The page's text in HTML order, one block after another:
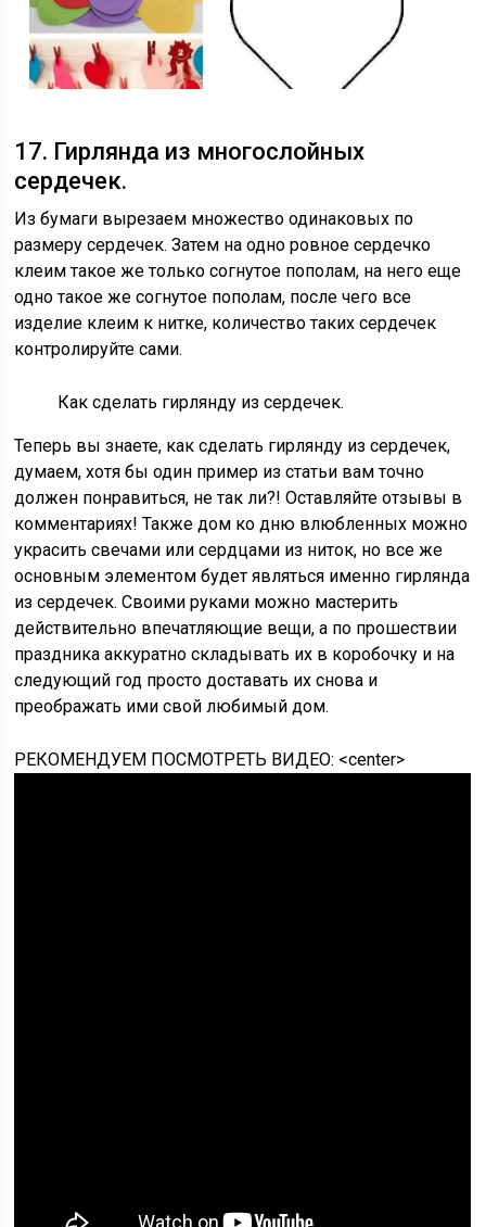
17. Гирлянда из многослойных
сердечек.
Из бумаги вырезаем множество одинаковых по
размеру сердечек. Затем на одно ровное сердечко
клеим такое же только согнутое пополам, на него еще
одно такое же согнутое пополам, после чего все
изделие клеим к нитке, количество таких сердечек
контролируйте сами.
Как сделать гирлянду из сердечек.
Теперь вы знаете, как сделать гирлянду из сердечек,
думаем, хотя бы один пример из статьи вам точно
должен понравиться, не так ли?! Оставляйте отзывы в
комментариях! Также дом ко дню влюбленных можно
украсить свечами или сердцами из ниток, но все же
основным элементом будет являться именно гирлянда
из сердечек. Своими руками можно мастерить
действительно впечатляющие вещи, а по прошествии
праздника аккуратно складывать их в коробочку и на
следующий год просто доставать их снова и
преображать ими свой любимый дом.
РЕКОМЕНДУЕМ ПОСМОТРЕТЬ ВИДЕО: <center>